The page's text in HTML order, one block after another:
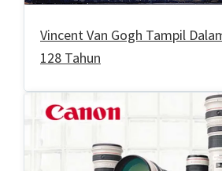
Vincent Van Gogh Tampil
128 Tahun